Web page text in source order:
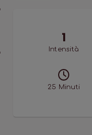
1
Intensità
25 Minuti